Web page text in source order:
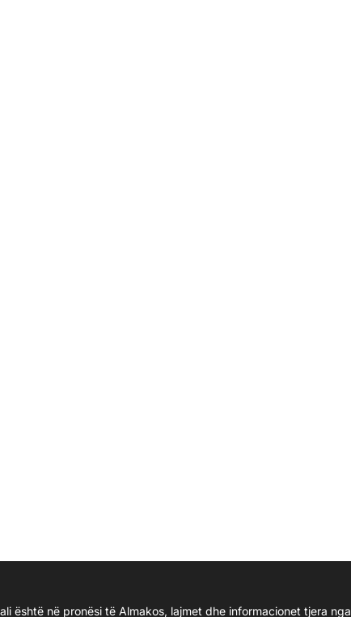
është në pronësi të Almakos, lajmet dhe informacionet tjera nga